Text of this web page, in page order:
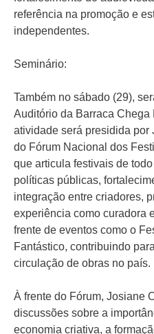
referência na promoção e
independentes.
Seminário:
Também no sábado (29),
Auditório da Barraca Chega
atividade será presidida por
do Fórum Nacional dos
que articula festivais de
políticas públicas,
integração entre criadores,
experiência como curadora
frente de eventos como o
Fantástico, contribuindo
circulação de obras no país.
À frente do Fórum, Josiane
discussões sobre a
economia criativa, a